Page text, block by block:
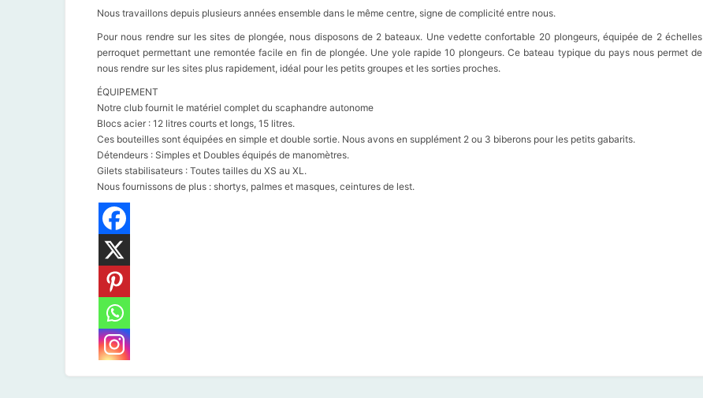
Nous travaillons depuis plusieurs années ensemble dans le même centre, signe de complicité entre nous.
Pour nous rendre sur les sites de plongée, nous disposons de 2 bateaux. Une vedette confortable 20 plongeurs, équipée de 2 échelles
perroquet permettant une remontée facile en fin de plongée. Une yole rapide 10 plongeurs. Ce bateau typique du pays nous permet de
nous rendre sur les sites plus rapidement, idéal pour les petits groupes et les sorties proches.
ÉQUIPEMENT
Notre club fournit le matériel complet du scaphandre autonome
Blocs acier : 12 litres courts et longs, 15 litres.
Ces bouteilles sont équipées en simple et double sortie. Nous avons en supplément 2 ou 3 biberons pour les petits gabarits.
Détendeurs : Simples et Doubles équipés de manomètres.
Gilets stabilisateurs : Toutes tailles du XS au XL.
Nous fournissons de plus : shortys, palmes et masques, ceintures de lest.